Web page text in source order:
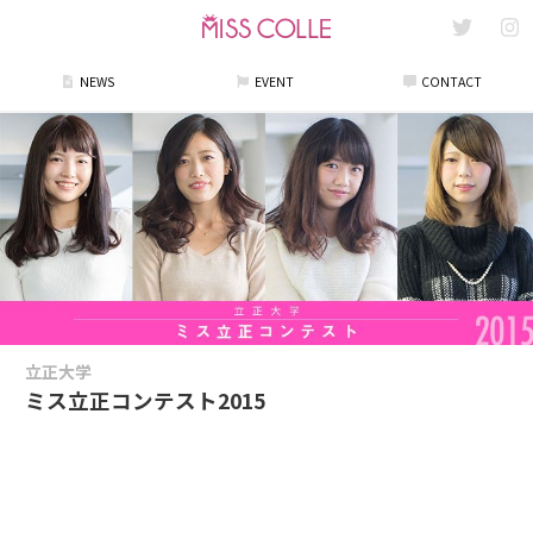
NEWS EVENT CONTACT
立正大学
ミス立正コンテスト2015